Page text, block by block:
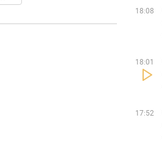
18:08
18:01
17:52